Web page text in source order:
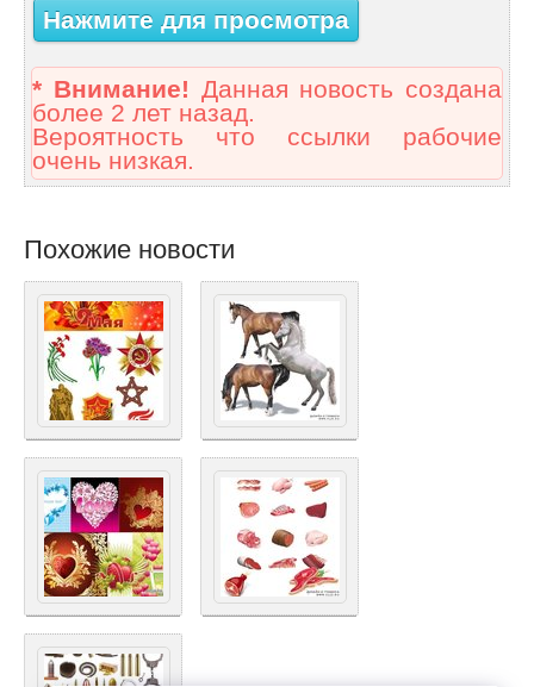
Нажмите для просмотра
* Внимание! Данная новость создана
более 2 лет назад.
Вероятность что ссылки рабочие
очень низкая.
Похожие новости